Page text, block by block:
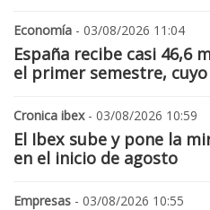
Economía - 03/08/2026 11:04
España recibe casi 46,6
el primer semestre,
Cronica ibex- 03/08/2026 10:59
El Ibex sube y pone la
en el inicio de agosto
Empresas - 03/08/2026 10:55